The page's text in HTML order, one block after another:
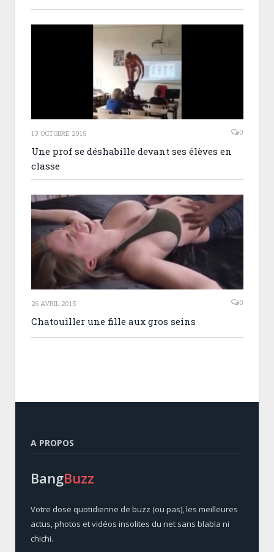
13 OCTOBRE 2015 0
Une prof se déshabille devant ses élèves en
classe
26 AVRIL 2015 0
Chatouiller une fille aux gros seins
A PROPOS
BangBuzz
Votre dose quotidienne de buzz (ou pas), les meilleures
actus, photos et vidéos insolites du net sans blabla ni
chichi.